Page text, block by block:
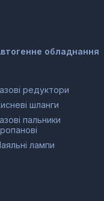
обладнання
редуктори
шланги
пальники
лампи